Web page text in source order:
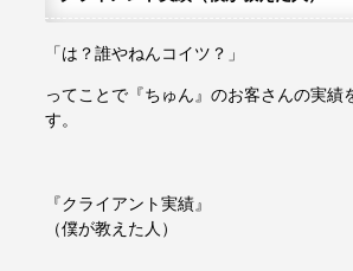
「は？誰やねんコイツ？」
ってことで『ちゅん』のお客さんの実績
す。
『クライアント実績』
（僕が教えた人）